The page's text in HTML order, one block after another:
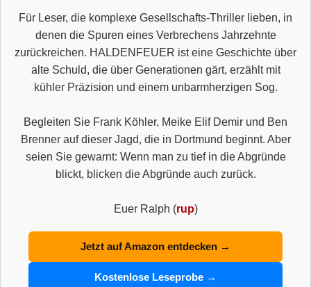
Für Leser, die komplexe Gesellschafts-Thriller lieben, in
denen die Spuren eines Verbrechens Jahrzehnte
zurückreichen. HALDENFEUER ist eine Geschichte über
alte Schuld, die über Generationen gärt, erzählt mit
kühler Präzision und einem unbarmherzigen Sog.
Begleiten Sie Frank Köhler, Meike Elif Demir und Ben
Brenner auf dieser Jagd, die in Dortmund beginnt. Aber
seien Sie gewarnt: Wenn man zu tief in die Abgründe
blickt, blicken die Abgründe auch zurück.
Euer Ralph (rup)
Jetzt auf Amazon entdecken →
Kostenlose Leseprobe →